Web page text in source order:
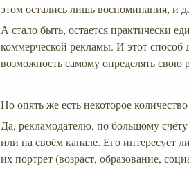
этом остались лишь воспоминания, и
А стало быть, остается практически
коммерческой рекламы. И этот способ
возможность самому определять
Но опять же есть некоторое
Да, рекламодателю, по большому
или на своём канале. Его интересует
их портрет (возраст, образование,